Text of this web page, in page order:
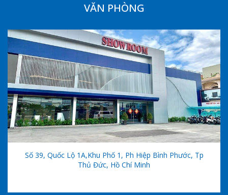
VĂN PHÒNG
Số 39, Quốc Lộ 1A,khu Phố 1, Ph Hiệp Bình Phước, Tp
Thủ Đức, Hồ Chí Minh